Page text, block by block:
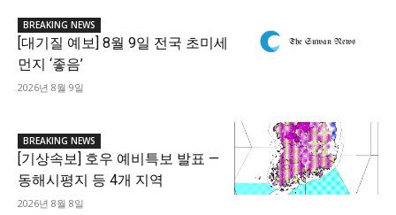
BREAKING NEWS
[대기질 예보] 8월 9일 전국 초미세
먼지 ‘좋음’
2026년 8월 9일
BREAKING NEWS
[기상속보] 호우 예비특보 발표 —
동해시평지 등 4개 지역
2026년 8월 8일